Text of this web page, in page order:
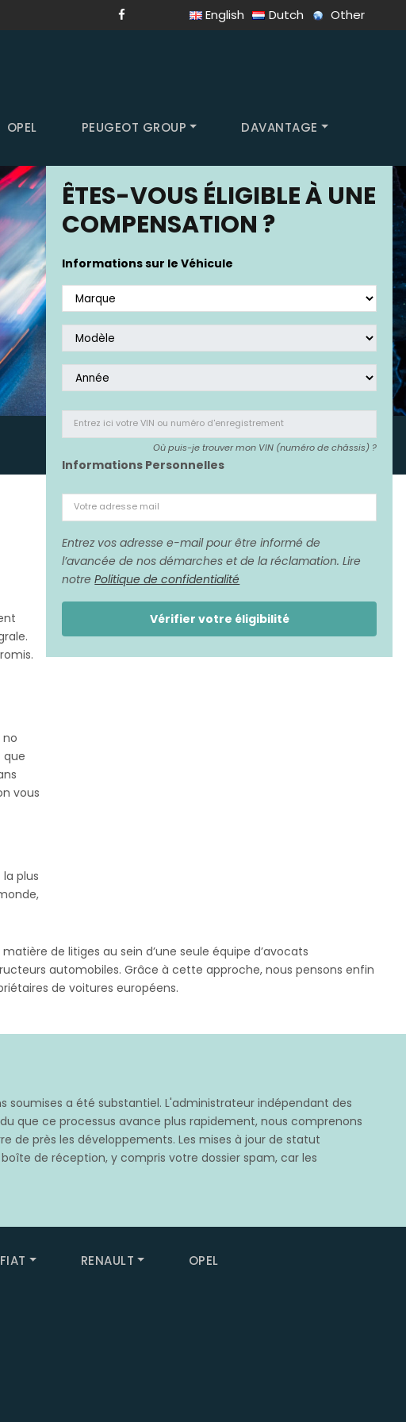
English Dutch Other
OPEL PEUGEOT GROUP DAVANTAGE
ÊTES-VOUS ÉLIGIBLE À UNE
COMPENSATION ?
Informations sur le Véhicule
Entrez ici votre VIN ou numéro d'enregistrement
Où puis-je trouver mon VIN (numéro de châssis) ?
Informations Personnelles
Votre adresse mail
Entrez vos adresse e-mail pour être informé de
l’avancée de nos démarches et de la réclamation. Lire
notrePolitique de confidentialité
Vérifier votre éligibilité
que
vous
plus
de litiges au sein d’une seule équipe d’avocats
automobiles. Grâce à cette approche, nous pensons enfin
de voitures européens.
a été substantiel. L'administrateur indépendant des
que ce processus avance plus rapidement, nous comprenons
de près les développements. Les mises à jour de statut
de réception, y compris votre dossier spam, car les
FIAT RENAULT
OPEL